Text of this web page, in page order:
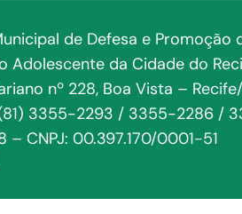
de Defesa e Promoção
Adolescente da Cidade do
nº 228, Boa Vista –
3355-2293 / 3355-2286 /
CNPJ: 00.397.170/0001-51